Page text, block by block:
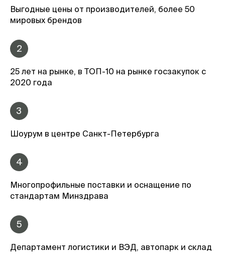
Выгодные цены от производителей, более 50
мировых брендов
2
25 лет на рынке, в ТОП-10 на рынке госзакупок с
2020 года
3
Шоурум в центре Санкт-Петербурга
4
Многопрофильные поставки и оснащение по
стандартам Минздрава
5
Департамент логистики и ВЭД, автопарк и склад